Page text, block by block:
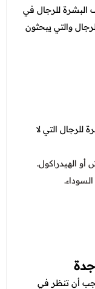
للرجال في
والتي يبحثون
التي لا
الهيدراكول.
أن تنظر في